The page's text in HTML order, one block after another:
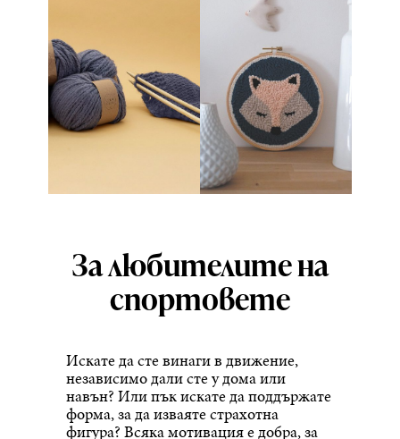
За любителите на
спортовете
Искате да сте винаги в движение,
независимо дали сте у дома или
навън? Или пък искате да поддържате
форма, за да изваяте страхотна
фигура? Всяка мотивация е добра, за